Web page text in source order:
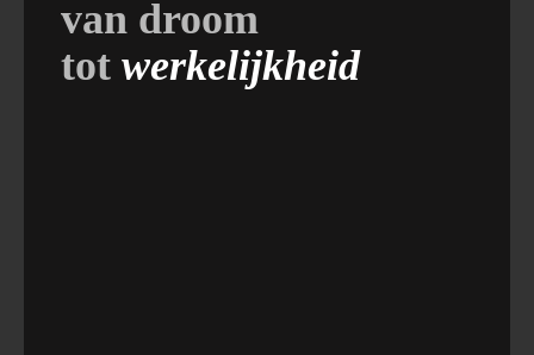
van droom
tot werkelijkheid